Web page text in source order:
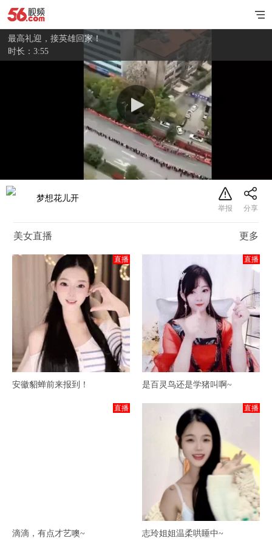
最高礼迎，接英雄回家！
时长：3:55
梦想花儿开
美女直播 更多
直播
安徽貂蝉前来报到！
直播
是百灵鸟还是学猪叫啊~
直播
滴滴，有点才艺噢~
直播
志玲姐姐温柔哄睡中~